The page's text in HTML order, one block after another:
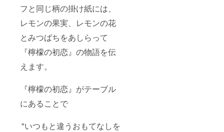
フと同じ柄の掛け紙には、
レモンの果実、レモンの花
とみつばちをあしらって
『檸檬の初恋』の物語を伝
えます。
『檸檬の初恋』がテーブル
にあることで
"いつもと違うおもてなしを